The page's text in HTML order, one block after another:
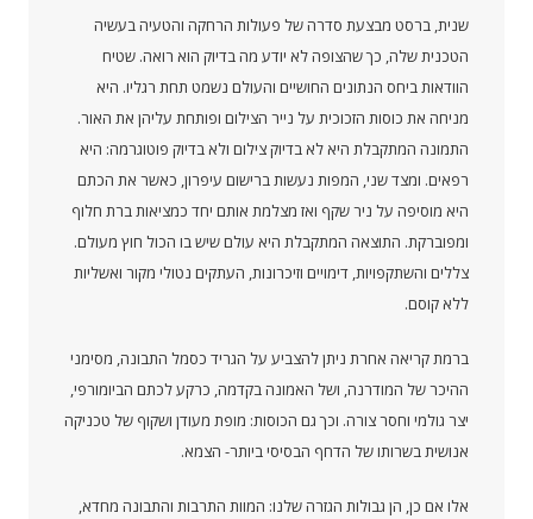
שנית, ברסט מבצעת סדרה של פעולות הרחקה והטעיה בעשיה
הטכנית שלה, כך שהצופה לא יודע מה בדיוק הוא רואה. שטיח
הוודאות ביחס הנתונים החושיים והעולם נשמט תחת רגליו. היא
מניחה את כוסות הזכוכית על נייר הצילום ופותחת עליהן את האור.
התמונה המתקבלת היא לא בדיוק צילום ולא בדיוק פוטוגרמה: היא
רפאים. ומצד שני, המפות נעשות ברישום עיפרון, כאשר את הכתם
היא מוסיפה על ניר שקף ואז מצלמת אותם יחד כמציאות ברת חלוף
ומפוברקת. התוצאה המתקבלת היא עולם שיש בו הכול חוץ מעולם.
צללים והשתקפויות, דימויים וזיכרונות, העתקים נטולי מקור ואשליות
ללא קוסם.
ברמת קריאה אחרת ניתן להצביע על הגריד כסמל התבונה, מסימני
ההיכר של המודרנה, ושל האמונה בקדמה, כרקע לכתם הביומורפי,
יצר גולמי וחסר צורה. וכך גם הכוסות: מופת מעודן ושקוף של טכניקה
אנושית בשרותו של הדחף הבסיסי ביותר- הצמא.
אלו אם כן, הן גבולות הגזרה שלנו: המוות התרבות והתבונה מחדא,